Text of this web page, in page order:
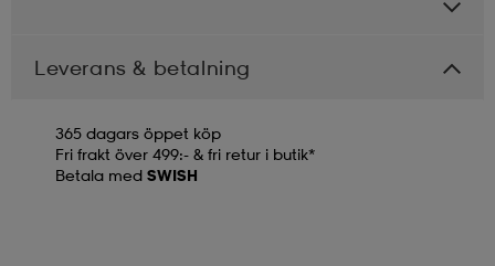
Leverans & betalning
365 dagars öppet köp
Fri frakt över 499:- & fri retur i butik*
Betala med SWISH